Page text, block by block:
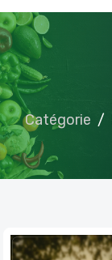
Catégorie